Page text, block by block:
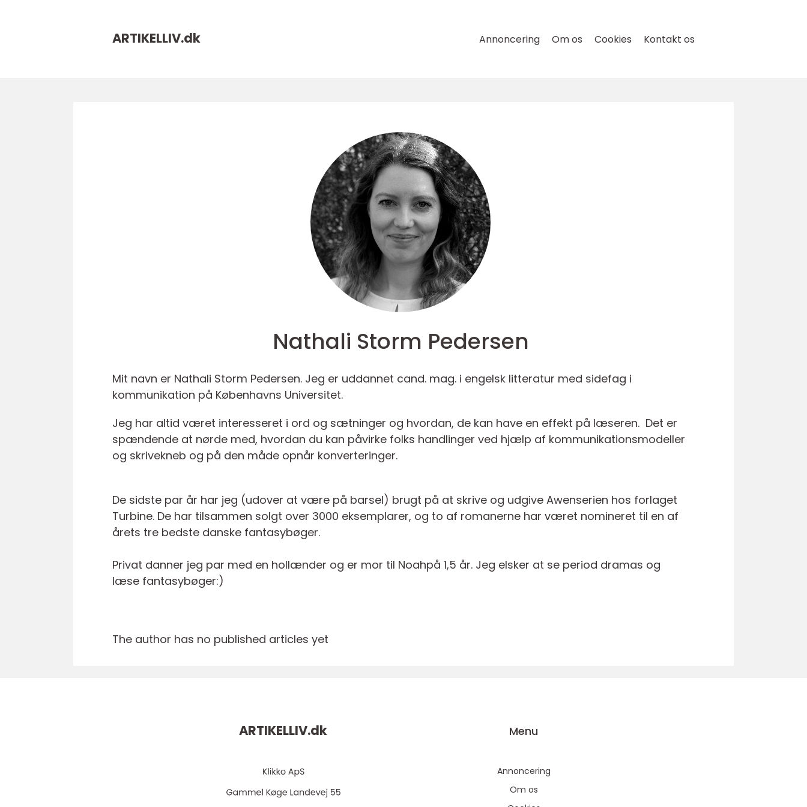
ARTIKELLIV.dk Annoncering Om os Cookies Kontakt os
Nathali Storm Pedersen
Mit navn er Nathali Storm Pedersen. Jeg er uddannet cand. mag. i engelsk litteratur med sidefag i
kommunikation på Københavns Universitet.
Jeg har altid været interesseret i ord og sætninger og hvordan, de kan have en effekt på læseren. Det er
spændende at nørde med, hvordan du kan påvirke folks handlinger ved hjælp af kommunikationsmodeller
og skrivekneb og på den måde opnår konverteringer.
De sidste par år har jeg (udover at være på barsel) brugt på at skrive og udgive Awenserien hos forlaget
Turbine. De har tilsammen solgt over 3000 eksemplarer, og to af romanerne har været nomineret til en af
årets tre bedste danske fantasybøger.
Privat danner jeg par med en hollænder og er mor til Noahpå 1,5 år. Jeg elsker at se period dramas og
læse fantasybøger:)
The author has no published articles yet
ARTIKELLIV.dk Menu
Annoncering
Om os